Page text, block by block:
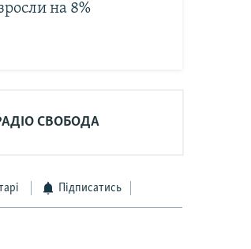
на 8%
СВОБОДА
Підписатись